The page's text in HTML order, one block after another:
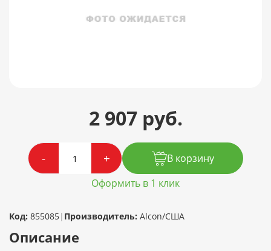
2 907 руб.
- +
В корзину
Оформить в 1 клик
Код: 855085| Производитель: Alcon/США
Описание